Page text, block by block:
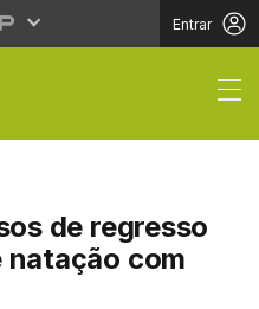
Entrar
de regresso
natação com